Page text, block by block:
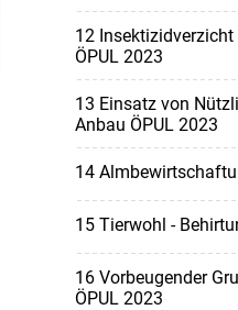
12
ÖPUL 2023
13 Einsatz von
Anbau ÖPUL 2023
14
15 Tierwohl -
16 Vorbeugender
ÖPUL 2023